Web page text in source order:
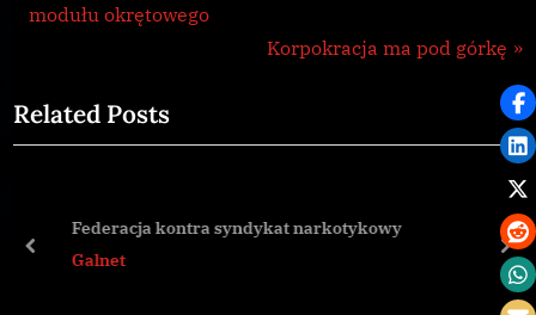
r
i
o
P
modułu okrętowego
N
t
Korpokracja ma pod górkę
Related Posts
Federacja kontra syndykat narkotykowy
Galnet
prev